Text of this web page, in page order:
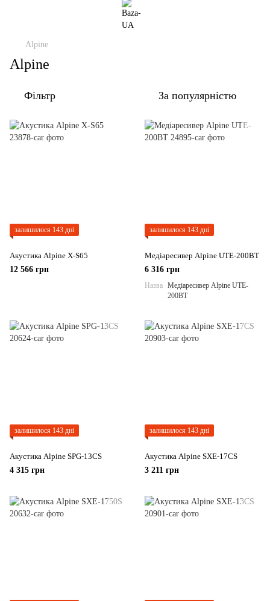
Alpine
Alpine
Фільтр За популярністю
залишилося 143 дні
Акустика Alpine X-S65
12 566 грн
залишилося 143 дні
Медіаресивер Alpine UTE-200BT
6 316 грн
Назва Медіаресивер Alpine UTE-
200BT
залишилося 143 дні
Акустика Alpine SPG-13CS
4 315 грн
залишилося 143 дні
Акустика Alpine SXE-17CS
3 211 грн